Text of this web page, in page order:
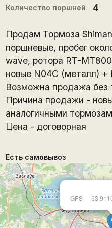
Количество поршней 4
Продам Тормоза
поршневые, пробег
wave, ротора RT-
новые N04C (металл) +
Возможна продажа без
Причина продажи -
аналогичными
Цена - договорная
Есть самовывоз
GPS